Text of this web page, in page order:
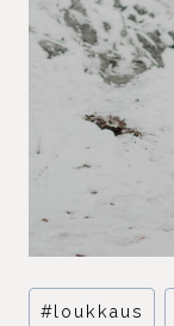
Avainsanat:
#loukkaus